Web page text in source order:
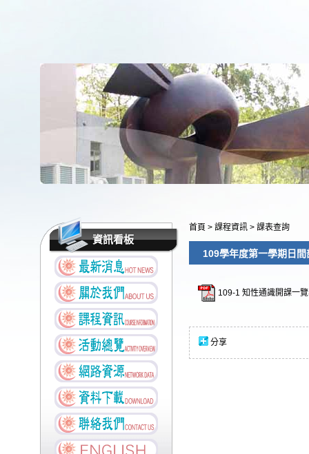
資訊看板
首頁 > 課程資訊 > 課表查詢
109學年度第一學期日
109-1 知性通識開課一
分享